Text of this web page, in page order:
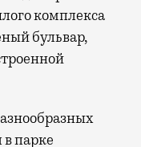
комплекса
бульвар,
в парке